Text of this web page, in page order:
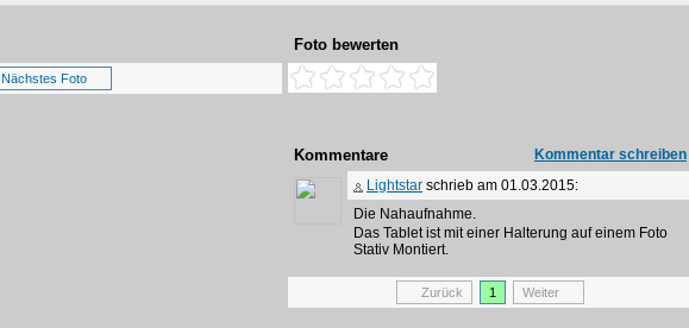
Nächstes Foto
Foto bewerten
Kommentare
Kommentar schreiben
Lightstar schrieb am 01.03.2015:
Die Nahaufnahme.
Das Tablet ist mit einer Halterung auf einem Foto
Stativ Montiert.
Zurück 1 Weiter